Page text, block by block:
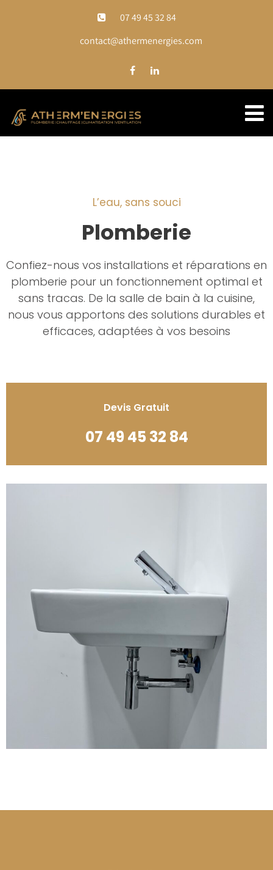
07 49 45 32 84
contact@athermenergies.com
L’eau, sans souci
Plomberie
Confiez-nous vos installations et réparations en
plomberie pour un fonctionnement optimal et
sans tracas. De la salle de bain à la cuisine,
nous vous apportons des solutions durables et
efficaces, adaptées à vos besoins
Devis Gratuit
07 49 45 32 84